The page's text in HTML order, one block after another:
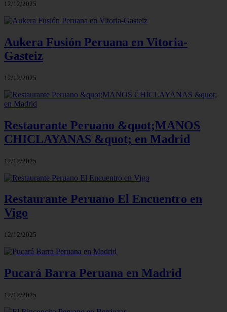
12/12/2025
Aukera Fusión Peruana en Vitoria-
Gasteiz
12/12/2025
Restaurante Peruano &quot;MANOS
CHICLAYANAS &quot; en Madrid
12/12/2025
Restaurante Peruano El Encuentro en
Vigo
12/12/2025
Pucará Barra Peruana en Madrid
12/12/2025